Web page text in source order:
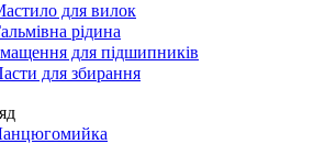
для вилок
рідина
для підшипників
для збирання